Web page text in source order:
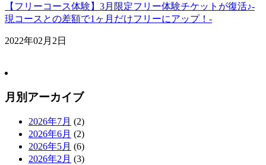
【フリーコース体験】3月限定フリー体験チケットが復活♪-
現コースとの差額で1ヶ月だけフリーにアップ！-
2022年02月2日
月別アーカイブ
2026年7月 (2)
2026年6月 (2)
2026年5月 (6)
2026年2月 (3)